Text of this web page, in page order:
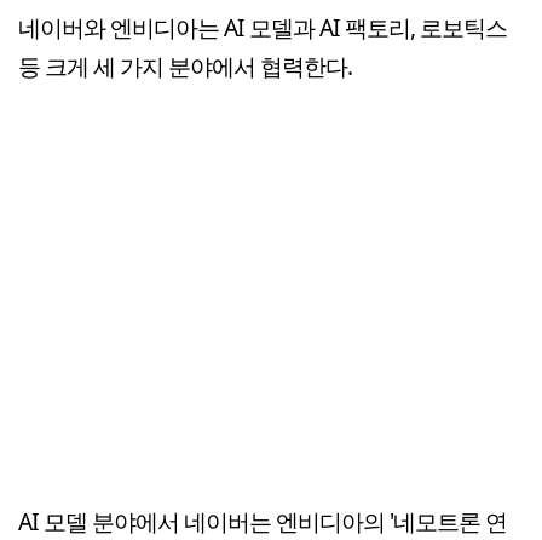
네이버와 엔비디아는 AI 모델과 AI 팩토리, 로보틱스
등 크게 세 가지 분야에서 협력한다.
AI 모델 분야에서 네이버는 엔비디아의 '네모트론 연